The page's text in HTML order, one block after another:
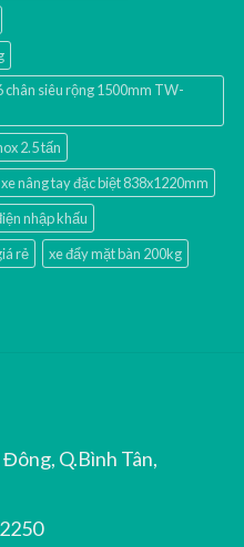
chân siêu rộng 1500mm TW-
2.5 tấn
xe nâng tay đặc biệt 838x1220mm
nhập khấu
rẻ
xe đẩy mặt bàn 200kg
Q.Bình Tân,